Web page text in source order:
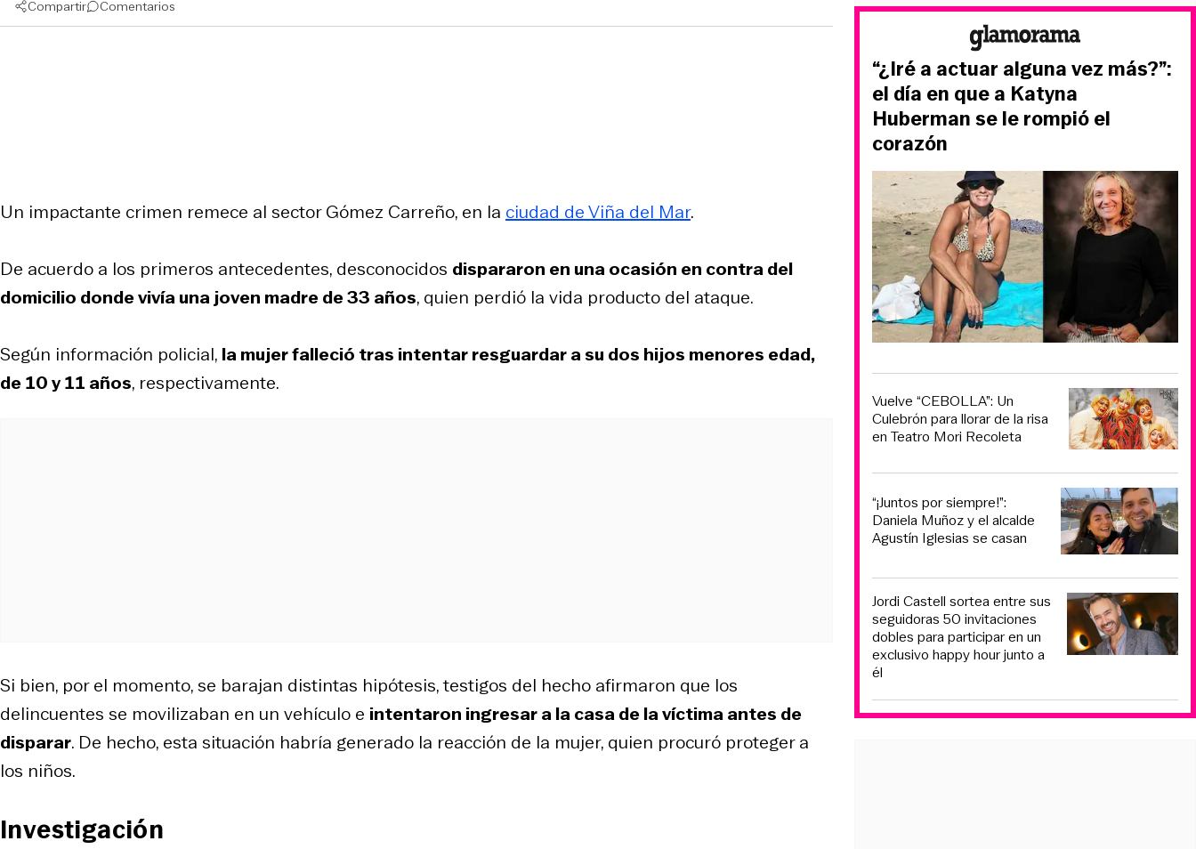
Compartir Comentarios
Un impactante crimen remece al sector Gómez Carreño, en la ciudad de Viña del Mar.
De acuerdo a los primeros antecedentes, desconocidos dispararon en una ocasión en contra del
domicilio donde vivía una joven madre de 33 años, quien perdió la vida producto del ataque.
Según información policial, la mujer falleció tras intentar resguardar a su dos hijos menores edad,
de 10 y 11 años, respectivamente.
Si bien, por el momento, se barajan distintas hipótesis, testigos del hecho afirmaron que los
delincuentes se movilizaban en un vehículo e intentaron ingresar a la casa de la víctima antes de
disparar. De hecho, esta situación habría generado la reacción de la mujer, quien procuró proteger a
los niños.
Investigación
“¿Iré a actuar alguna vez más?”:
el día en que a Katyna
Huberman se le rompió el
corazón
Vuelve “CEBOLLA”: Un
Culebrón para llorar de la risa
en Teatro Mori Recoleta
“¡Juntos por siempre!”:
Daniela Muñoz y el alcalde
Agustín Iglesias se casan
Jordi Castell sortea entre sus
seguidoras 50 invitaciones
dobles para participar en un
exclusivo happy hour junto a
él